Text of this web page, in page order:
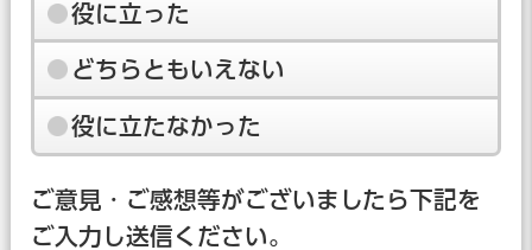
役に立った
どちらともいえない
役に立たなかった
ご意見・ご感想等がございましたら下記を
ご入力し送信ください。